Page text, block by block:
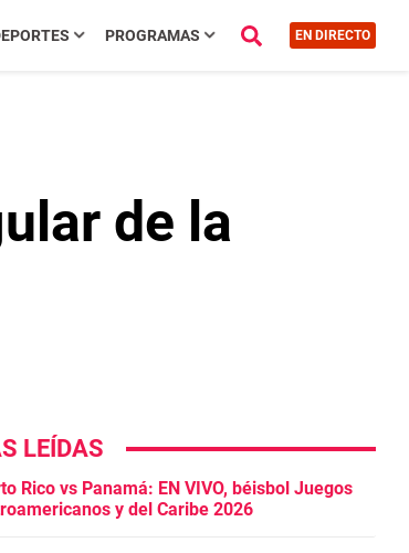
PROGRAMAS EN DIRECTO
de la
LEÍDAS
Rico vs Panamá: EN VIVO, béisbol Juegos
y del Caribe 2026